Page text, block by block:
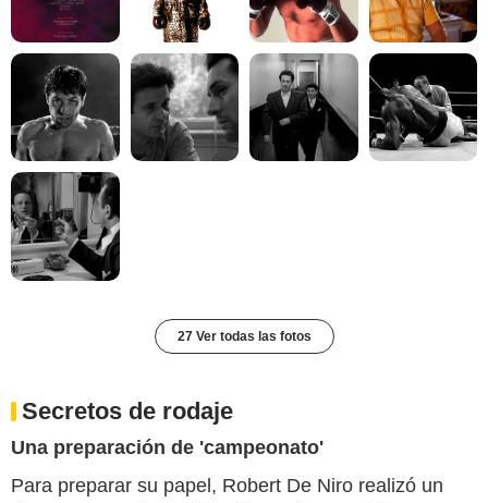
27 Ver todas las fotos
Secretos de rodaje
Una preparación de 'campeonato'
Para preparar su papel, Robert De Niro realizó un